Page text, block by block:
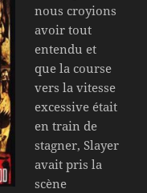
nous croyions
avoir tout
entendu et
que la course
vers la vitesse
excessive était
en train de
stagner, Slayer
avait pris la
scène